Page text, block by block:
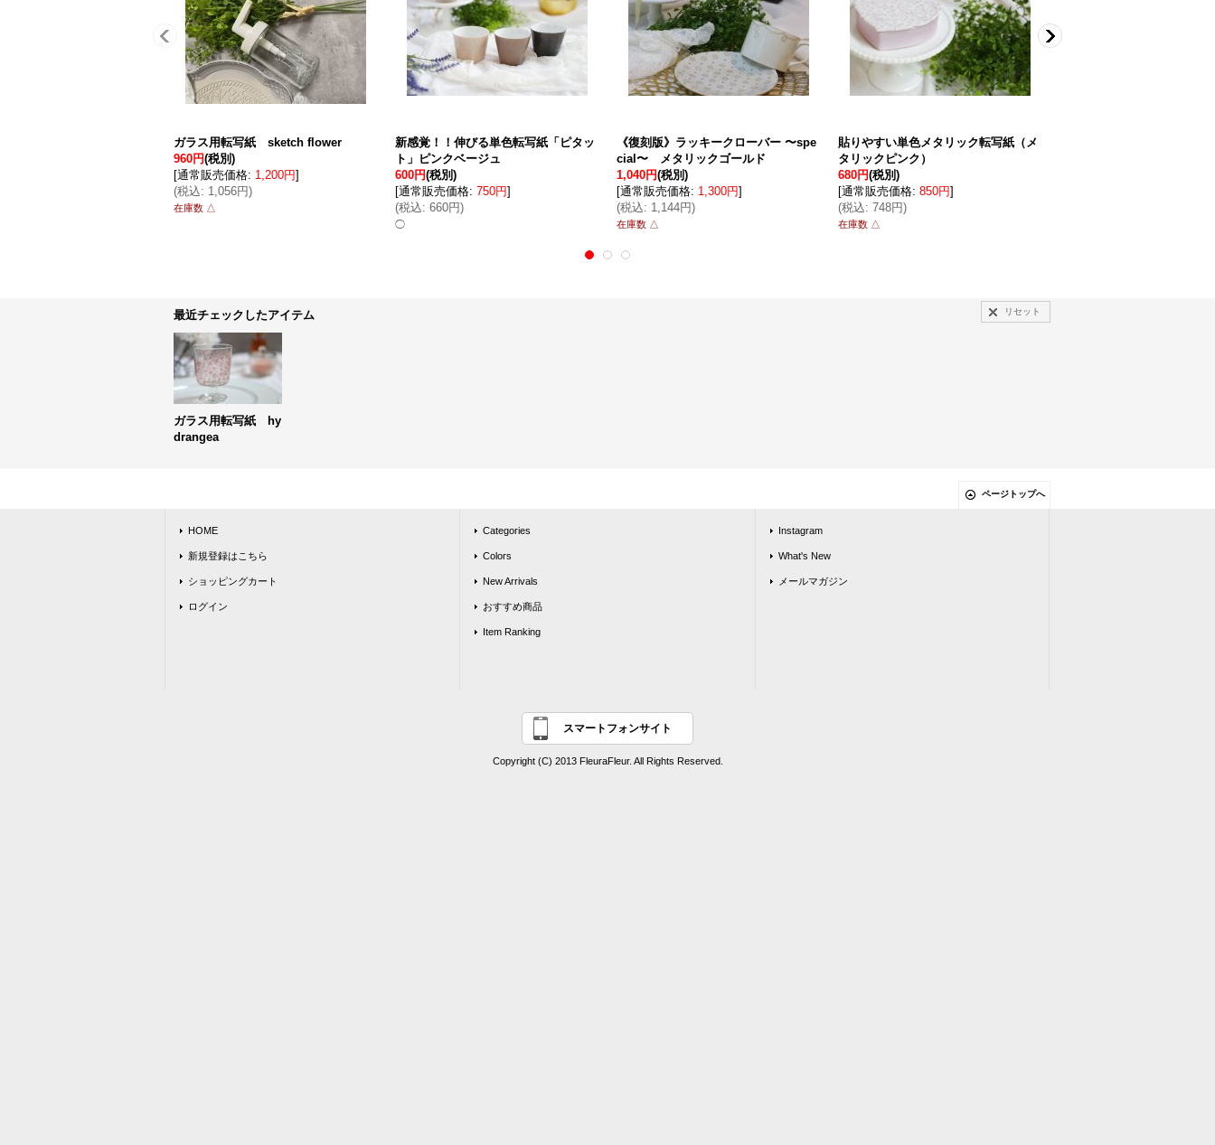
ガラス用転写紙 sketch flower
960円(税別)
[通常販売価格: 1,200円]
(税込: 1,056円)
在庫数 △
新感覚！！伸びる単色転写紙「ピタッ
ト」ピンクベージュ
600円(税別)
[通常販売価格: 750円]
(税込: 660円)
◯
《復刻版》ラッキークローバー 〜spe
cial〜 メタリックゴールド
1,040円(税別)
[通常販売価格: 1,300円]
(税込: 1,144円)
在庫数 △
貼りやすい単色メタリック転写紙（メ
タリックピンク）
680円(税別)
[通常販売価格: 850円]
(税込: 748円)
在庫数 △
最近チェックしたアイテム リセット
ガラス用転写紙 hy
drangea
ページトップへ
HOME
新規登録はこちら
ショッピングカート
ログイン
Categories
Colors
New Arrivals
おすすめ商品
Item Ranking
Instagram
What's New
メールマガジン
スマートフォンサイト
Copyright (C) 2013 FleuraFleur. All Rights Reserved.